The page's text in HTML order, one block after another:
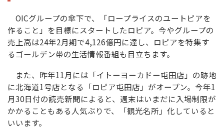
OICグループの傘下で、「ロープライスのユートピアを
作ること」を目標にスタートしたロピア。今やグループの
売上高は24年2月期で4,126億円に達し、ロピアを特集す
るゴールデン帯の生活情報番組も目立ちます。
また、昨年11月には「イトーヨーカドー屯田店」の跡地
に北海道1号店となる「ロピア屯田店」がオープン。今年1
月30日付の読売新聞によると、週末はいまだに入場制限が
かかることもある人気ぶりで、「観光名所」化していると
いいます。